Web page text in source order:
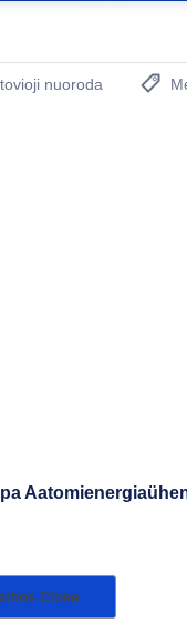
nuoroda
Close